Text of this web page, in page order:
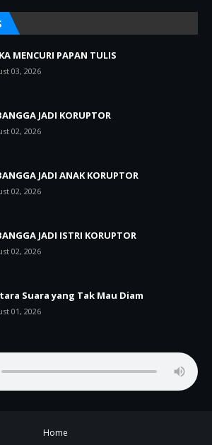
MENCURI PAPAN TULIS
03, 2026
JADI KORUPTOR
02, 2026
JADI ANAK KORUPTOR
02, 2026
JADI ISTRI KORUPTOR
02, 2026
Suara yang Tak Mau Diam
01, 2026
Home